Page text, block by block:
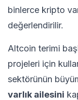
binlerce kripto
değerlendirilir.
Altcoin terimi
projeleri için
sektörünün
varlık ailesini